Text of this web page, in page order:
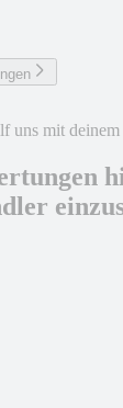
uns mit deinem